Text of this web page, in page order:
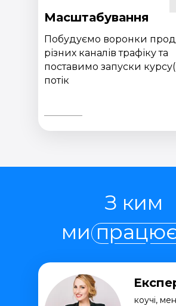
Масштабування
Побудуємо воронки
різних каналів трафіку та
поставимо запуски
потік
коучі,
З ким
ми